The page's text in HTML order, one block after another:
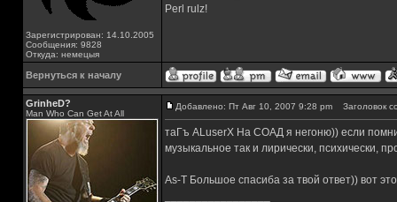
Зарегистрирован: 14.10.2005
Сообщения: 9828
Откуда: немецыя
Perl rulz!
Вернуться к началу
GrinheD?
Man Who Can Get At All
Добавлено: Пт Авг 10, 2007 9:28 pm Заголовок
таГъ ALuserX На СОАД я негоню)) если
музыкальное так и лирически, психически,
As-T Большое спасиба за твой ответ)) вот